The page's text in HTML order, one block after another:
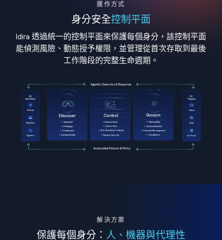
運作方式
身分安全控制平面
Idira 透過統一的控制平面來保護每個身分，該控制平面
能偵測風險、動態授予權限，並管理從首次存取到最後
工作階段的完整生命週期。
解決方案
保護每個身分： 人、機器與代理性